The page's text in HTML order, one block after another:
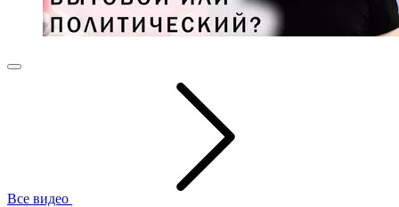
Все видео